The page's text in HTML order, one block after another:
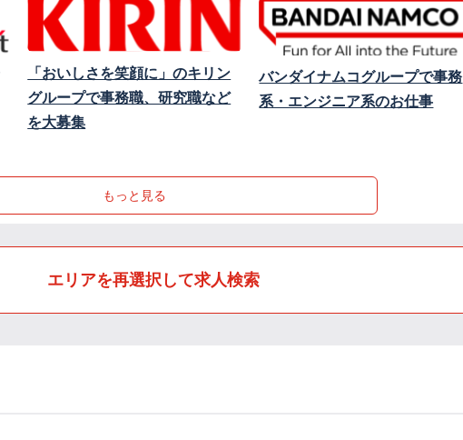
「おいしさを笑顔に」のキリン
グループで事務職、研究職など
を大募集
バンダイナムコグループで事務
系・エンジニア系のお仕事
もっと見る
エリアを再選択して求人検索